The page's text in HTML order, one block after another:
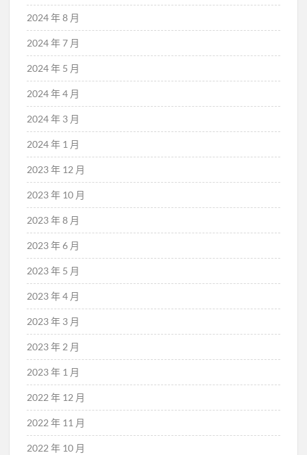
2024 年 8 月
2024 年 7 月
2024 年 5 月
2024 年 4 月
2024 年 3 月
2024 年 1 月
2023 年 12 月
2023 年 10 月
2023 年 8 月
2023 年 6 月
2023 年 5 月
2023 年 4 月
2023 年 3 月
2023 年 2 月
2023 年 1 月
2022 年 12 月
2022 年 11 月
2022 年 10 月